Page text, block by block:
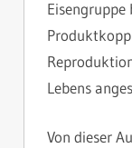
Eisengruppe
Lebens
Von dieser